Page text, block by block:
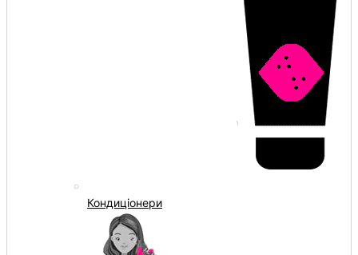
Кондиціонери